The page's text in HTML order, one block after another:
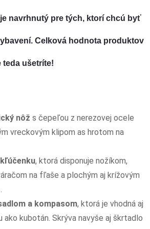
navrhnutý pre tých, ktorí chcú byť
Celková hodnota produktov
teda ušetríte!
nôž s čepeľou z nerezovej ocele
vreckovým klipom as hrotom na
, ktorá disponuje nožíkom,
na fľaše a plochým aj krížovým
a kompasom, ktorá je vhodná aj
ako kubotán. Skrýva navyše aj škrtadlo